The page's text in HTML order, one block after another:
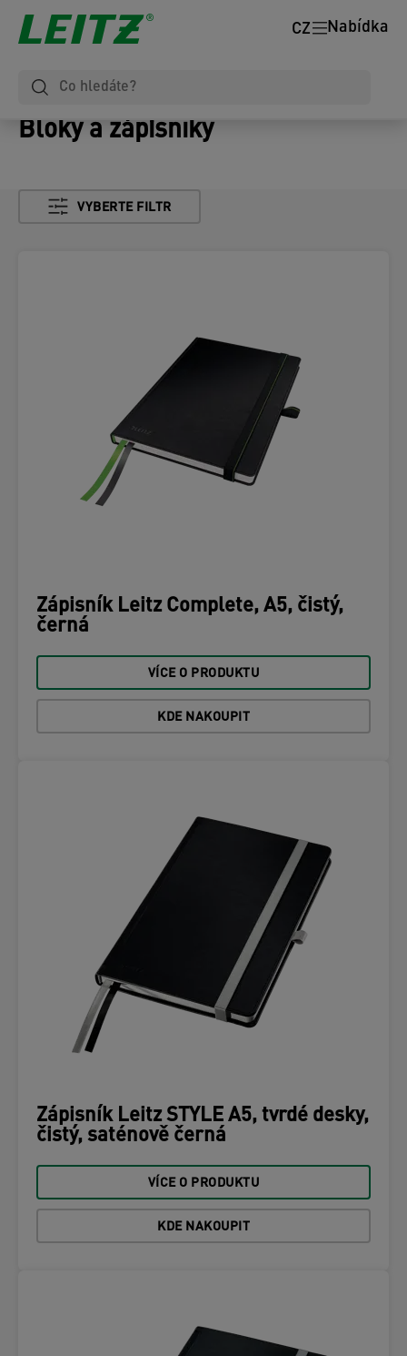
Nabídka
CZ
Bloky a zápisníky
VYBERTE FILTR
Zápisník Leitz Complete, A5, čistý,
černá
VÍCE O PRODUKTU
KDE NAKOUPIT
Zápisník Leitz STYLE A5, tvrdé desky,
čistý, saténově černá
VÍCE O PRODUKTU
KDE NAKOUPIT